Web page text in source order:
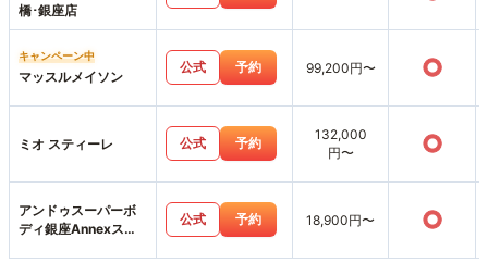
橋･銀座店
キャンペーン中
マッスルメイソン
公式 予約 99,200円〜 ○
ミオ スティーレ 公式 予約
132,000
円〜
○
アンドゥスーパーボ
ディ銀座Annexスタ
公式 予約 18,900円〜 ○